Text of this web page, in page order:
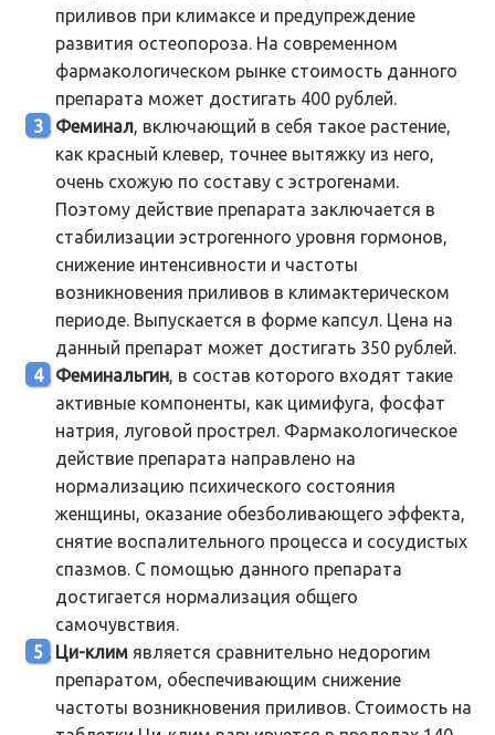
приливов при климаксе и предупреждение
развития остеопороза. На современном
фармакологическом рынке стоимость данного
препарата может достигать 400 рублей.
Феминал, включающий в себя такое растение,
как красный клевер, точнее вытяжку из него,
очень схожую по составу с эстрогенами.
Поэтому действие препарата заключается в
стабилизации эстрогенного уровня гормонов,
снижение интенсивности и частоты
возникновения приливов в климактерическом
периоде. Выпускается в форме капсул. Цена на
данный препарат может достигать 350 рублей.
Феминальгин, в состав которого входят такие
активные компоненты, как цимифуга, фосфат
натрия, луговой прострел. Фармакологическое
действие препарата направлено на
нормализацию психического состояния
женщины, оказание обезболивающего эффекта,
снятие воспалительного процесса и сосудистых
спазмов. С помощью данного препарата
достигается нормализация общего
самочувствия.
Ци-клим является сравнительно недорогим
препаратом, обеспечивающим снижение
частоты возникновения приливов. Стоимость на